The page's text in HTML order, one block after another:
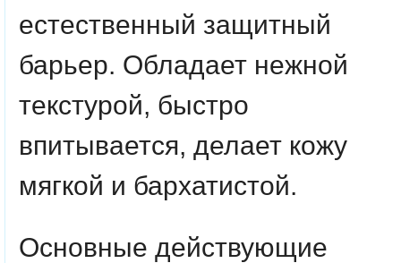
естественный защитный
барьер. Обладает нежной
текстурой, быстро
впитывается, делает кожу
мягкой и бархатистой.
Основные действующие